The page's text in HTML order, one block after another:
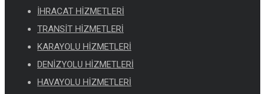
İHRACAT HİZMETLERİ
TRANSİT HİZMETLERİ
KARAYOLU HİZMETLERİ
DENİZYOLU HİZMETLERİ
HAVAYOLU HİZMETLERİ